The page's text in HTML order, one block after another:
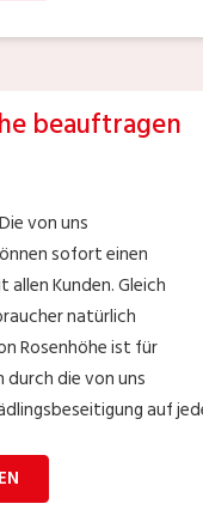
beauftragen
von uns
sofort einen
Kunden. Gleich
natürlich
Rosenhöhe ist für
die von uns
auf